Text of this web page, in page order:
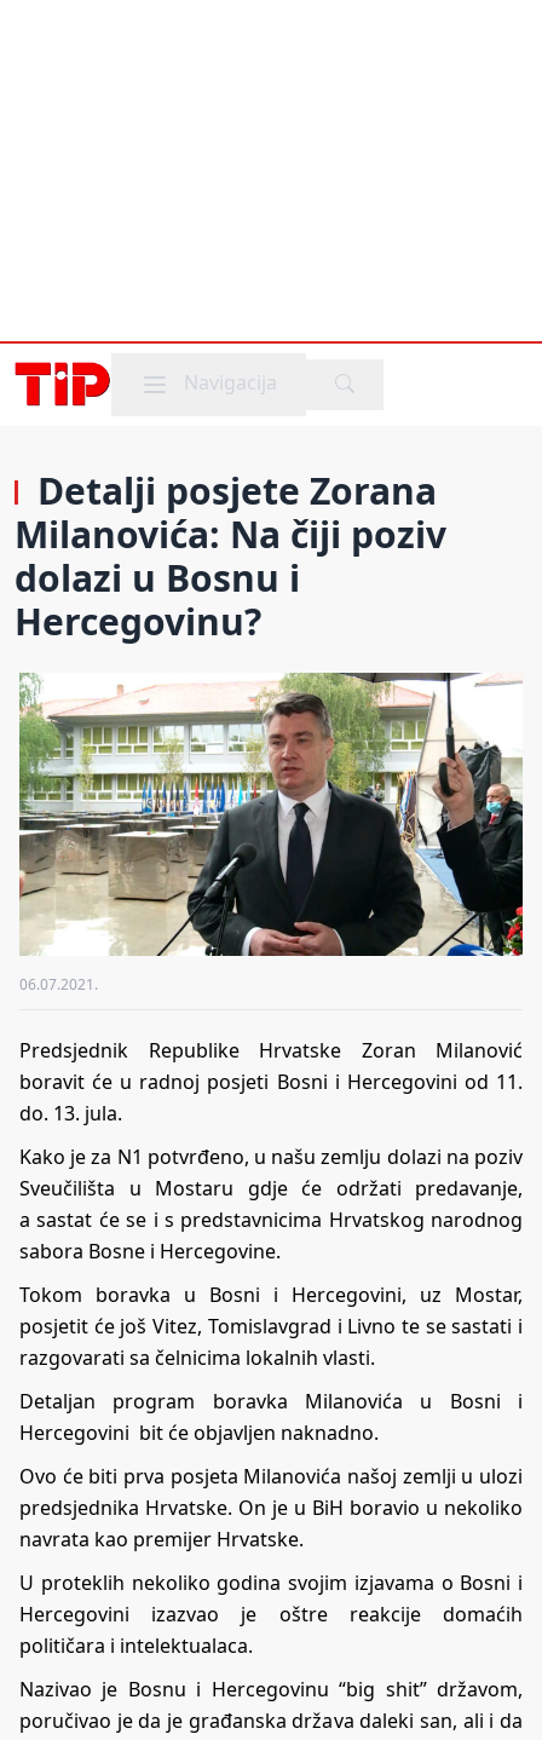
Mobile menu
Navigacija
Detalji posjete Zorana
Milanovića: Na čiji poziv
dolazi u Bosnu i
Hercegovinu?
06.07.2021.
Predsjednik Republike Hrvatske Zoran Milanović
boravit će u radnoj posjeti Bosni i Hercegovini od 11.
do. 13. jula.
Kako je za N1 potvrđeno, u našu zemlju dolazi na poziv
Sveučilišta u Mostaru gdje će održati predavanje,
a sastat će se i s predstavnicima Hrvatskog narodnog
sabora Bosne i Hercegovine.
Tokom boravka u Bosni i Hercegovini, uz Mostar,
posjetit će još Vitez, Tomislavgrad i Livno te se sastati i
razgovarati sa čelnicima lokalnih vlasti.
Detaljan program boravka Milanovića u Bosni i
Hercegovini bit će objavljen naknadno.
Ovo će biti prva posjeta Milanovića našoj zemlji u ulozi
predsjednika Hrvatske. On je u BiH boravio u nekoliko
navrata kao premijer Hrvatske.
U proteklih nekoliko godina svojim izjavama o Bosni i
Hercegovini izazvao je oštre reakcije domaćih
političara i intelektualaca.
Nazivao je Bosnu i Hercegovinu “big shit” državom,
poručivao je da je građanska država daleki san, ali i da